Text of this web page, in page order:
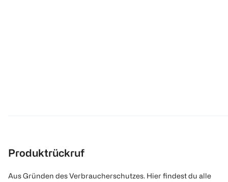
Produktrückruf
Aus Gründen des Verbraucherschutzes. Hier findest du alle